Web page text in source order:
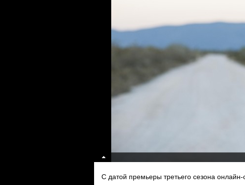
С датой премьеры третьего сезона